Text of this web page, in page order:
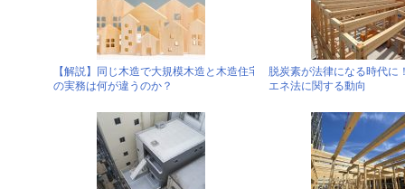
【解説】同じ木造で大規模木造と木造住宅
の実務は何が違うのか？
脱炭素が法律になる時代に
エネ法に関する動向